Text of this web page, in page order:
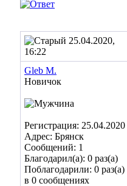
25.04.2020,
16:22
Gleb M.
Новичок
Регистрация: 25.04.2020
Адрес: Брянск
Сообщений: 1
Благодарил(а): 0 раз(а)
Поблагодарили: 0 раз(а)
в 0 сообщениях